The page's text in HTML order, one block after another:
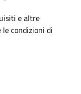
e altre
condizioni di